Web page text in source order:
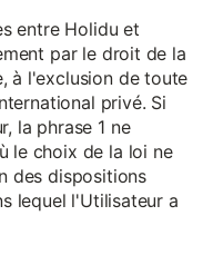
entre Holidu et
par le droit de la
à l'exclusion de toute
privé. Si
la phrase 1 ne
le choix de la loi ne
des dispositions
lequel l'Utilisateur a